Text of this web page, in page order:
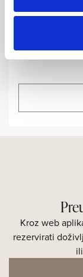
Dubrovački
nose titulu
Leading
Kroz web
rezervirati